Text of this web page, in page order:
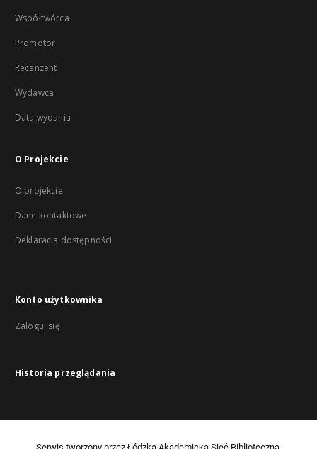
Współtwórca
Promotor
Recenzent
Wydawca
Data wydania
O Projekcie
O projekcie
Dane kontaktowe
Deklaracja dostępności
Konto użytkownika
Zaloguj się
Historia przeglądania